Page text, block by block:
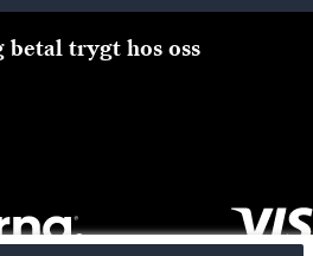
betal trygt hos oss